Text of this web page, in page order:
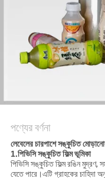
গোপনীয়তা
নীতি
পণ্যের বর্ণনা
লেবেলের চারপাশে সঙ্কুচিত
1.পিভিসি সঙ্কুচিত ফিল্ম ভূমিকা
পিভিসি সঙ্কুচিত ফিল্ম রঙিন মুদ্রণ,
যেতে পারে।এটি গ্রাহকের চাহিদা